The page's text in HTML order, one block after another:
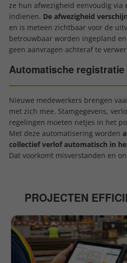
ze hun afwezigheid eenvoudig
indienen. De afwezigheid
en is meteen zichtbaar voor de
betrouwbaar worden ingepland
geen aanvragen achteraf te
Automatische registratie
Nieuwe medewerkers brengen
met zich mee. Stamgegevens,
regelingen moeten netjes in het
Met deze automatisering worden
collectief verlof automatisch in
Dat voorkomt misverstanden en
PROJECTEN